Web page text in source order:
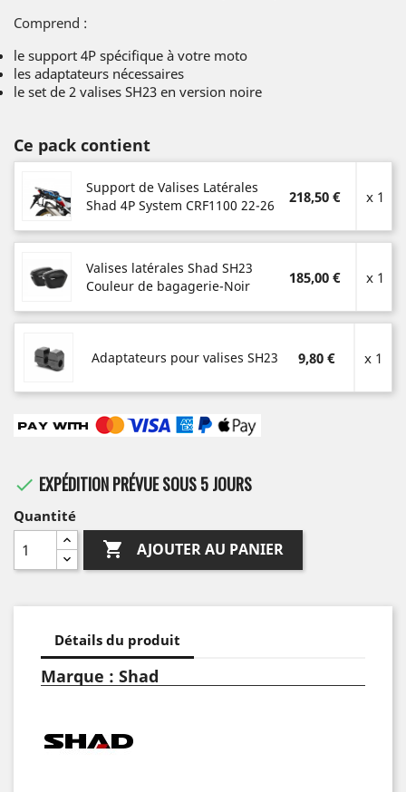
Comprend :
le support 4P spécifique à votre moto
les adaptateurs nécessaires
le set de 2 valises SH23 en version noire
Ce pack contient
Support de Valises Latérales
Shad 4P System CRF1100 22-26
218,50 € x 1
Valises latérales Shad SH23
Couleur de bagagerie-Noir
185,00 € x 1
Adaptateurs pour valises SH23 9,80 € x 1
 EXPÉDITION PRÉVUE SOUS 5 JOURS
Quantité
 AJOUTER AU PANIER
Détails du produit
Marque : Shad